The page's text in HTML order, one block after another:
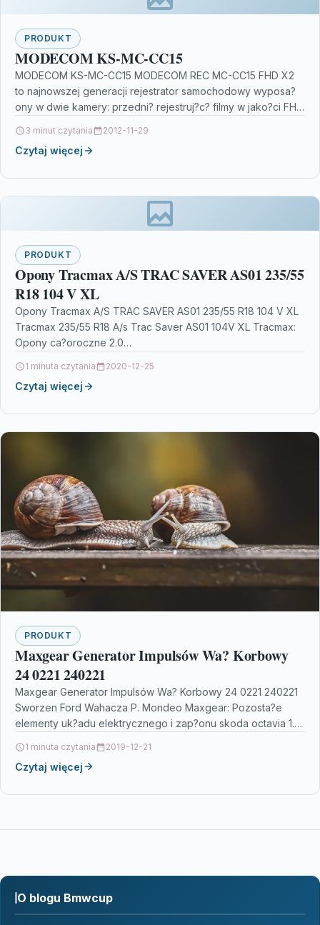
PRODUKT
MODECOM KS-MC-CC15
MODECOM KS-MC-CC15 MODECOM REC MC-CC15 FHD X2
to najnowszej generacji rejestrator samochodowy wyposa?
ony w dwie kamery: przedni? rejestruj?c? filmy w jako?ci FHD
3 minut czytania 2012-11-29
Czytaj więcej
PRODUKT
Opony Tracmax A/S TRAC SAVER AS01 235/55
R18 104 V XL
Opony Tracmax A/S TRAC SAVER AS01 235/55 R18 104 V XL
Tracmax 235/55 R18 A/s Trac Saver AS01 104V XL Tracmax:
Opony ca?oroczne 2.0…
1 minuta czytania 2020-12-25
Czytaj więcej
PRODUKT
Maxgear Generator Impulsów Wa? Korbowy
24 0221 240221
Maxgear Generator Impulsów Wa? Korbowy 24 0221 240221
Sworzen Ford Wahacza P. Mondeo Maxgear: Pozosta?e
elementy uk?adu elektrycznego i zap?onu skoda octavia 1.8
1 minuta czytania 2019-12-21
Czytaj więcej
O blogu Bmwcup